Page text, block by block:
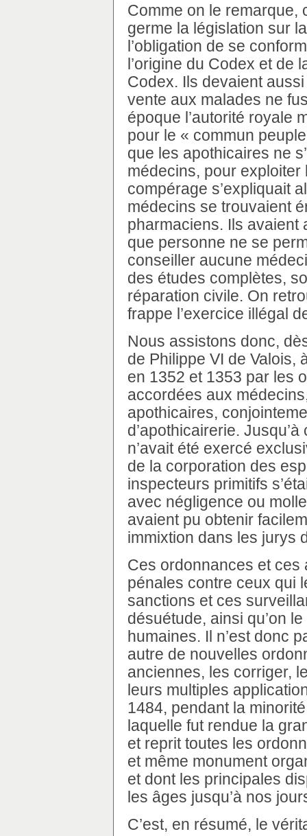
Comme on le remarque,
germe la législation sur
l’obligation de se
l’origine du Codex et de
Codex. Ils devaient
vente aux malades ne
époque l’autorité royale
pour le « commun
que les apothicaires ne
médecins, pour
compérage s’expliquait
médecins se trouvaient
pharmaciens. Ils avaient
que personne ne se
conseiller aucune
des études complètes,
réparation civile. On
frappe l’exercice illégal
Nous assistons donc,
de Philippe VI de Valois,
en 1352 et 1353 par les
accordées aux
apothicaires,
d’apothicairerie.
n’avait été exercé
de la corporation des
inspecteurs primitifs
avec négligence ou
avaient pu obtenir
immixtion dans les jurys
Ces ordonnances et
pénales contre ceux qui
sanctions et ces
désuétude, ainsi qu’on
humaines. Il n’est donc
autre de nouvelles
anciennes, les corriger,
leurs multiples
1484, pendant la
laquelle fut rendue la
et reprit toutes les
et même monument
et dont les principales
les âges jusqu’à nos
C’est, en résumé, le